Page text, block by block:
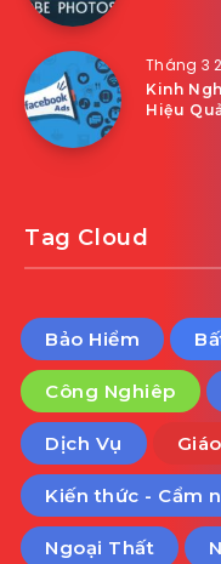
Tháng 3
Kinh
Hiệu
Tag Cloud
Bảo Hiểm
Công Nghiêp
Dịch Vụ
Kiến thức - Cẩm
Ngoại Thất